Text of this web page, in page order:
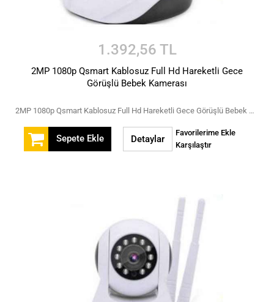
1.392,56 TL
2MP 1080p Qsmart Kablosuz Full Hd Hareketli Gece
Görüşlü Bebek Kamerası
2MP 1080p Qsmart Kablosuz Full Hd Hareketli Gece Görüşlü Bebek Kamerası
Sepete Ekle Detaylar
Favorilerime Ekle
Karşılaştır